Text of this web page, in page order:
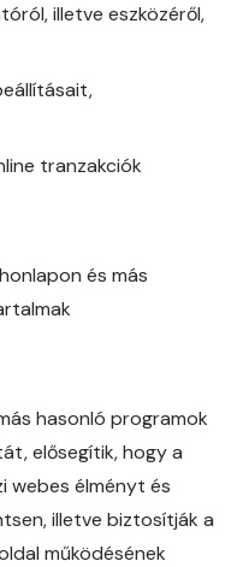
illetve eszközéről,
tranzakciók
és más
hasonló programok
elősegítik, hogy a
webes élményt és
illetve biztosítják a
működésének